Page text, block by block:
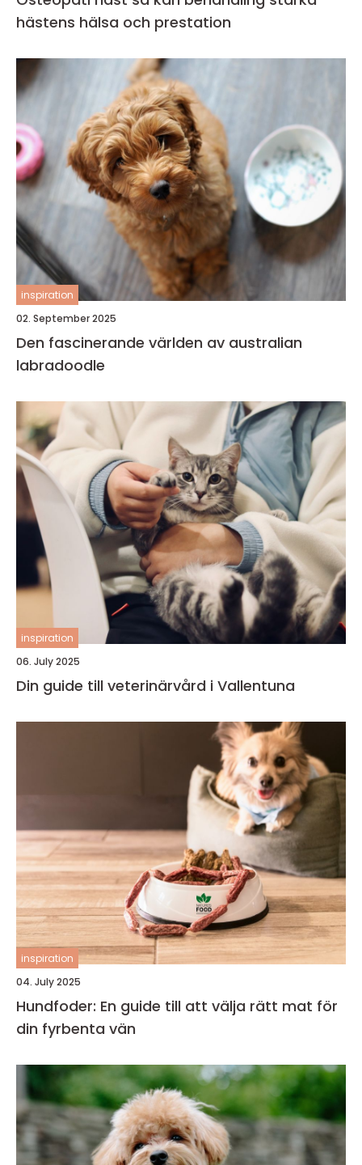
hästens hälsa och prestation
inspiration
02. September 2025
Den fascinerande världen av australian
labradoodle
inspiration
06. July 2025
Din guide till veterinärvård i Vallentuna
inspiration
04. July 2025
Hundfoder: En guide till att välja rätt mat för
din fyrbenta vän